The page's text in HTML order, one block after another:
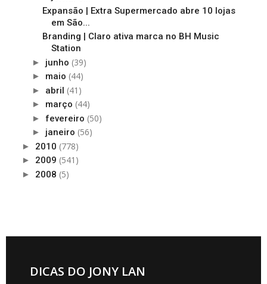
Expansão | Extra Supermercado abre 10 lojas
em São...
Branding | Claro ativa marca no BH Music
Station
► junho (39)
► maio (44)
► abril (41)
► março (44)
► fevereiro (50)
► janeiro (56)
► 2010 (778)
► 2009 (541)
► 2008 (5)
DICAS DO JONY LAN